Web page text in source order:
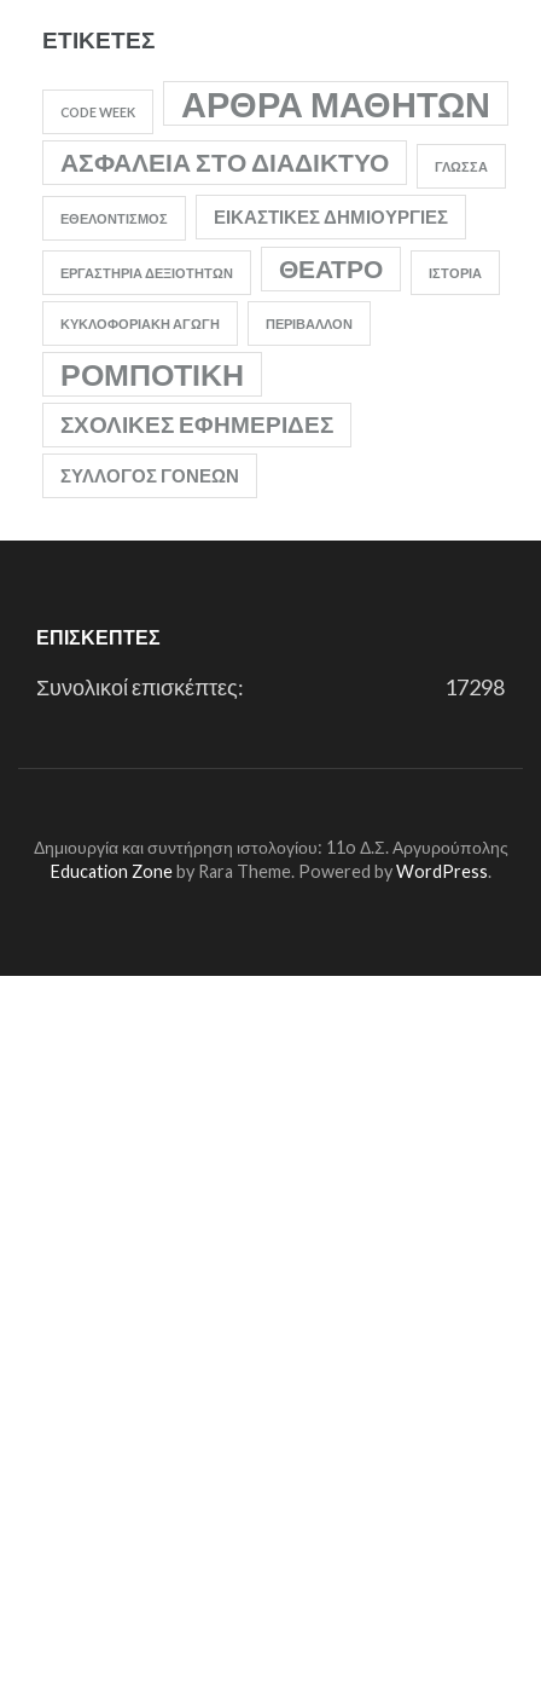
ΕΤΙΚΈΤΕΣ
CODE WEEK ΆΡΘΡΑ ΜΑΘΗΤΏΝ
ΑΣΦΆΛΕΙΑ ΣΤΟ ΔΙΑΔΊΚΤΥΟ ΓΛΏΣΣΑ
ΕΘΕΛΟΝΤΙΣΜΌΣ ΕΙΚΑΣΤΙΚΈΣ ΔΗΜΙΟΥΡΓΊΕΣ
ΕΡΓΑΣΤΉΡΙΑ ΔΕΞΙΟΤΉΤΩΝ ΘΈΑΤΡΟ ΙΣΤΟΡΊΑ
ΚΥΚΛΟΦΟΡΙΑΚΉ ΑΓΩΓΉ ΠΕΡΙΒΆΛΛΟΝ
ΡΟΜΠΟΤΙΚΉ
ΣΧΟΛΙΚΈΣ ΕΦΗΜΕΡΊΔΕΣ
ΣΎΛΛΟΓΟΣ ΓΟΝΈΩΝ
ΕΠΙΣΚΈΠΤΕΣ
17298
Συνολικοί επισκέπτες:
Δημιουργία και συντήρηση ιστολογίου: 11o Δ.Σ. Αργυρούπολης
Education Zoneby Rara Theme. Powered byWordPress.